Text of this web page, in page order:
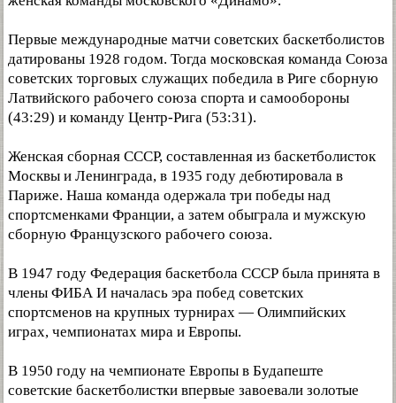
Первые международные матчи советских баскетболистов
датированы 1928 годом. Тогда московская команда Союза
советских торговых служащих победила в Риге сборную
Латвийского рабочего союза спорта и самообороны
(43:29) и команду Центр-Рига (53:31).
Женская сборная СССР, составленная из баскетболисток
Москвы и Ленинграда, в 1935 году дебютировала в
Париже. Наша команда одержала три победы над
спортсменками Франции, а затем обыграла и мужскую
сборную Французского рабочего союза.
В 1947 году Федерация баскетбола СССР была принята в
члены ФИБА И началась эра побед советских
спортсменов на крупных турнирах — Олимпийских
играх, чемпионатах мира и Европы.
В 1950 году на чемпионате Европы в Будапеште
советские баскетболистки впервые завоевали золотые